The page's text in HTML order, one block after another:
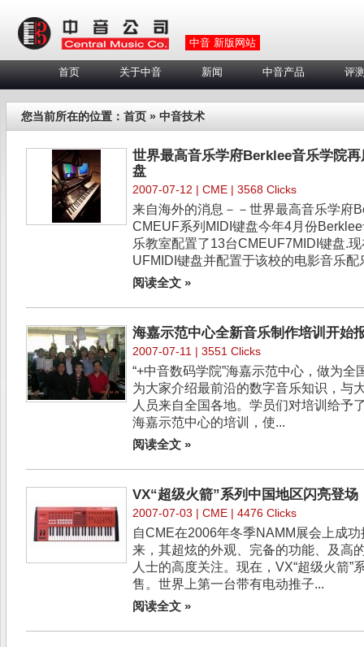
中音 新版网站
首页 关于中音 新闻 中音产品 评
您当前所在的位置： 首页 » 中音技术
世界最高音乐学府Berklee音乐学院
盘
2007-07-12 |CME | 3568 Clicks
来自海外的消息－－世界最高音乐学府
CMEUF系列MIDI键盘今年4月份
乐教室配置了13台CMEUF7MIDI键盘.
UFMIDI键盘并配置于该校的电影音乐配
阅读全文 »
海嘉示范中心全新音乐制作培训开始
2007-07-11 | 3551 Clicks
“+中音数码学院”海嘉示范中心，做为
为大家介绍最前沿的数字音乐知识，与
人员来自全国各地。学员们对培训给予
海嘉示范中心的培训，使...
阅读全文 »
VX“超级火箭”系列中国地区闪亮登场
2007-07-03 |CME | 4476 Clicks
自CME在2006年冬季NAMM展会上成
来，其超炫的外观、完备的功能、及高
人士的高度关注。现在，VX“超级火箭”
售。世界上第一台带有电动推子...
阅读全文 »